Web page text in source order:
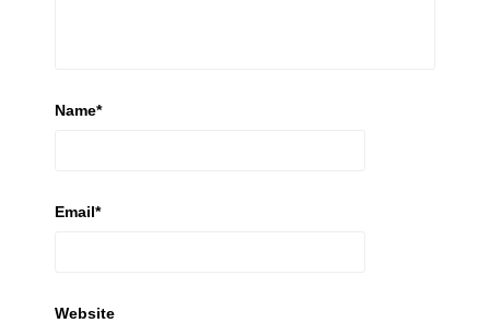
Name*
Email*
Website